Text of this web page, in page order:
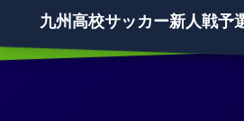
九州高校サッカー新人戦予